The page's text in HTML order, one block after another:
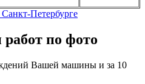
Петербурге
по фото
Вашей машины и за 10